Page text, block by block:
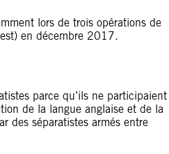
lors de trois opérations de
en décembre 2017.
parce qu’ils ne participaient
de la langue anglaise et de la
des séparatistes armés entre